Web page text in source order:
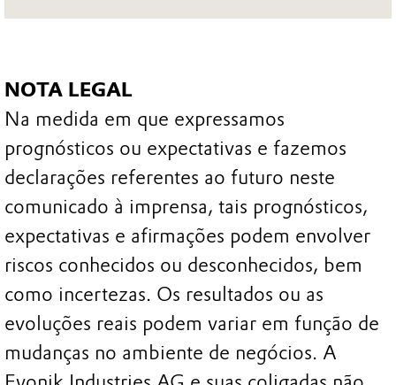
NOTA LEGAL
Na medida em que expressamos
prognósticos ou expectativas e fazemos
declarações referentes ao futuro neste
comunicado à imprensa, tais prognósticos,
expectativas e afirmações podem envolver
riscos conhecidos ou desconhecidos, bem
como incertezas. Os resultados ou as
evoluções reais podem variar em função de
mudanças no ambiente de negócios. A